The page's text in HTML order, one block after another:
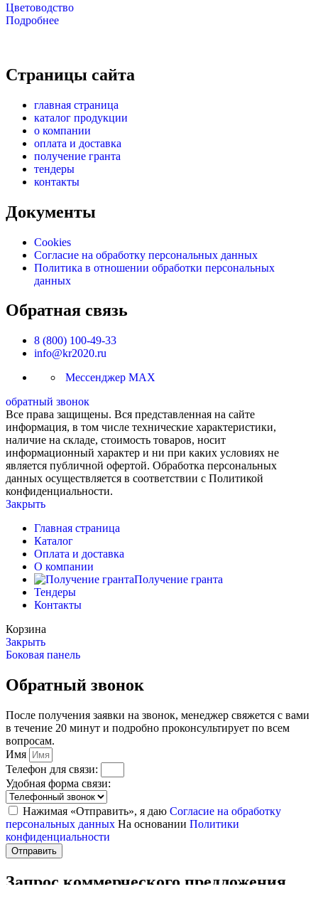
Цветоводство
Подробнее
Страницы сайта
главная страница
каталог продукции
о компании
оплата и доставка
получение гранта
тендеры
контакты
Документы
Cookies
Согласие на обработку персональных данных
Политика в отношении обработки персональных
данных
Обратная связь
8 (800) 100-49-33
info@kr2020.ru
Мессенджер MAX
обратный звонок
Все права защищены. Вся представленная на сайте
информация, в том числе технические характеристики,
наличие на складе, стоимость товаров, носит
информационный характер и ни при каких условиях не
является публичной офертой. Обработка персональных
данных осуществляется в соответствии с Политикой
конфиденциальности.
Закрыть
Главная страница
Каталог
Оплата и доставка
О компании
Получение гранта
Тендеры
Контакты
Корзина
Закрыть
Боковая панель
Обратный звонок
После получения заявки на звонок, менеджер свяжется с вами
в течение 20 минут и подробно проконсультирует по всем
вопросам.
Имя
Телефон для связи:
Удобная форма связи:
Нажимая «Отправить», я даю Согласие на обработку
персональных данных На основании Политики
конфиденциальности
Отправить
Запрос коммерческого предложения